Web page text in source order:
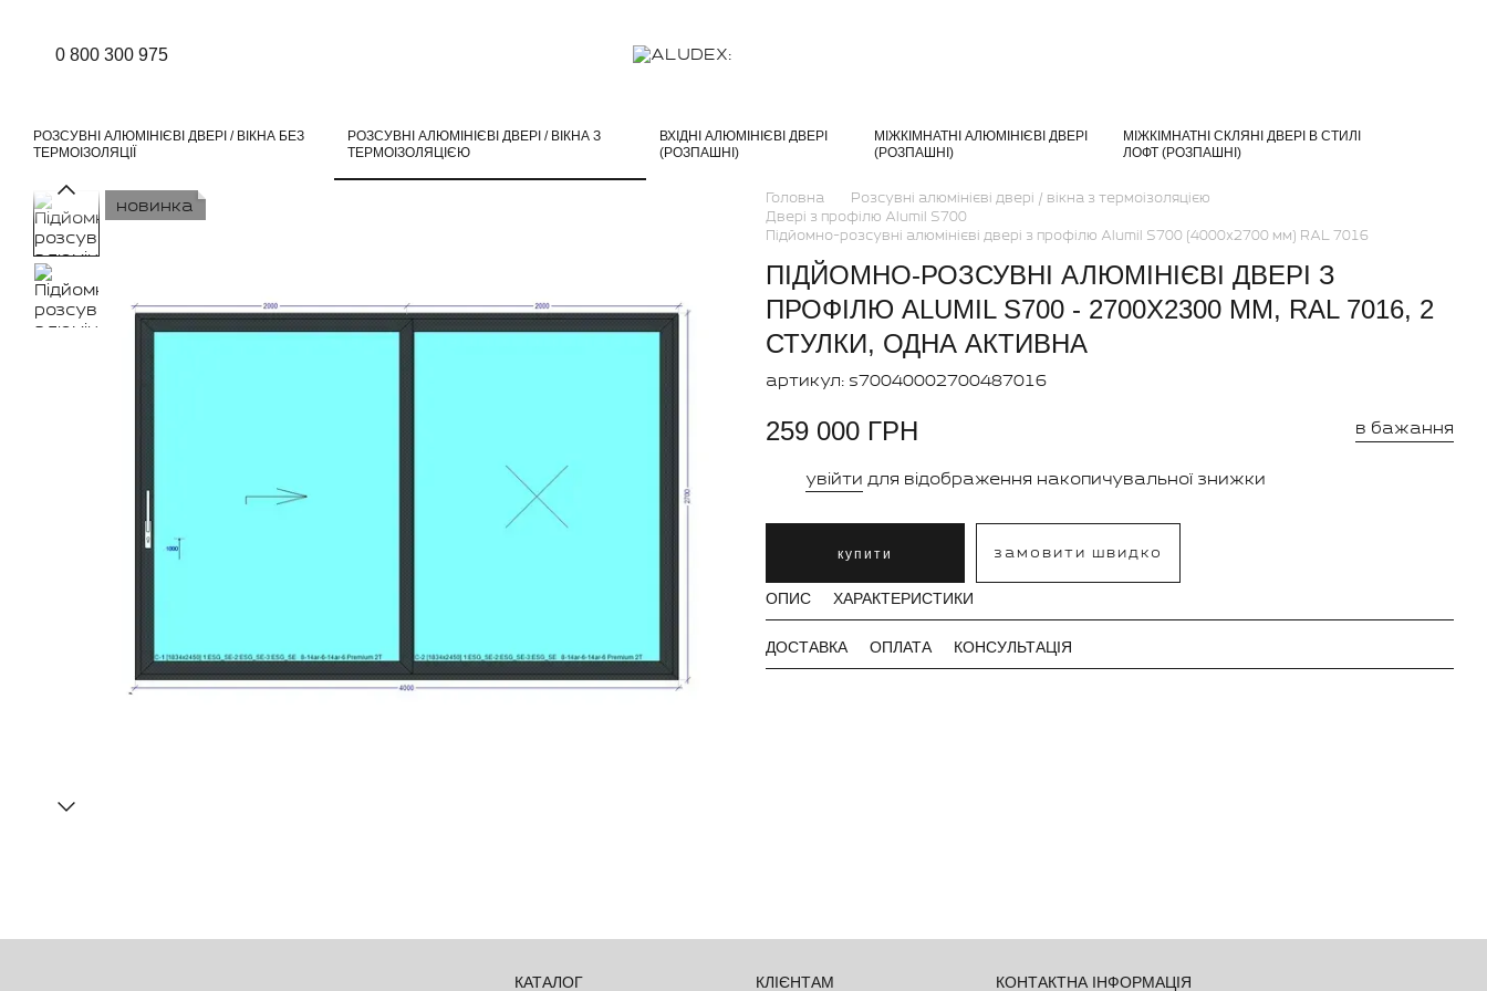
0 800 300 975
РОЗСУВНІ АЛЮМІНІЄВІ ДВЕРІ / ВІКНА БЕЗ
ТЕРМОІЗОЛЯЦІЇ
РОЗСУВНІ АЛЮМІНІЄВІ ДВЕРІ / ВІКНА З
ТЕРМОІЗОЛЯЦІЄЮ
ВХІДНІ АЛЮМІНІЄВІ ДВЕРІ
(РОЗПАШНІ)
МІЖКІМНАТНІ АЛЮМІНІЄВІ ДВЕРІ
(РОЗПАШНІ)
МІЖКІМНАТНІ СКЛЯНІ ДВЕРІ В СТИЛІ
ЛОФТ (РОЗПАШНІ)
новинка Головна
Розсувні алюмінієві двері / вікна з термоізоляцією
Двері з профілю Alumil S700
Підйомно-розсувні алюмінієві двері з профілю Alumil S700 (4000x2700 мм) RAL 7016
ПІДЙОМНО-РОЗСУВНІ АЛЮМІНІЄВІ ДВЕРІ З
ПРОФІЛЮ ALUMIL S700 - 2700X2300 ММ, RAL 7016, 2
СТУЛКИ, ОДНА АКТИВНА
артикул: s70040002700487016
259 000 ГРН в бажання
увійти для відображення накопичувальної знижки
купити замовити швидко
ОПИС ХАРАКТЕРИСТИКИ
ДОСТАВКА ОПЛАТА КОНСУЛЬТАЦІЯ
КАТАЛОГ КЛІЄНТАМ КОНТАКТНА ІНФОРМАЦІЯ